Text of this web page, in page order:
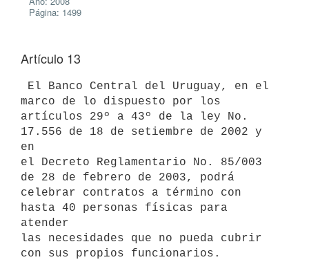
Página: 1499
Artículo 13
marco de lo dispuesto por los
artículos 29º a 43º de la ley No.
17.556 de 18 de setiembre de 2002 y
en
el Decreto Reglamentario No. 85/003
de 28 de febrero de 2003, podrá
celebrar contratos a término con
hasta 40 personas físicas para
atender
las necesidades que no pueda cubrir